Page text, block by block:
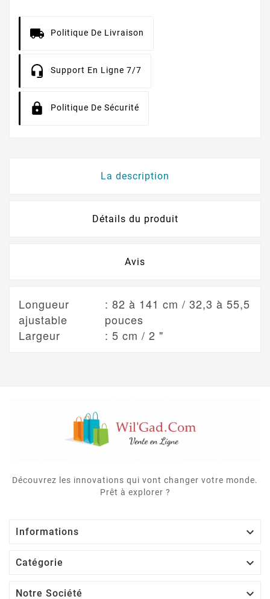
Politique De Livraison
Support En Ligne 7/7
Politique De Sécurité
La description
Détails du produit
Avis
Longueur
ajustable
: 82 à 141 cm / 32,3 à 55,5
pouces
Largeur
: 5 cm / 2 "
Découvrez les innovations qui vont changer votre monde.
Prêt à explorer ?
Informations 
Catégorie 
Notre Société 